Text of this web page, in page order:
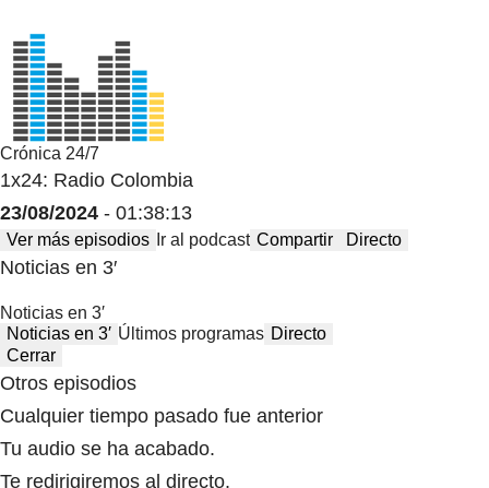
Crónica 24/7
1x24: Radio Colombia
23/08/2024 - 01:38:13
Ver más episodios Ir al podcast Compartir Directo
Noticias en 3′
Noticias en 3′
Noticias en 3′ Últimos programas Directo
Cerrar
Otros episodios
Cualquier tiempo pasado fue anterior
Tu audio se ha acabado.
Te redirigiremos al directo.